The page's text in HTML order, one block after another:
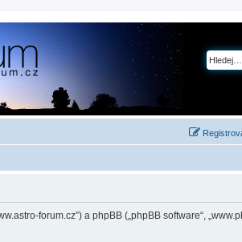
forum.cz”) a phpBB („phpBB software“,